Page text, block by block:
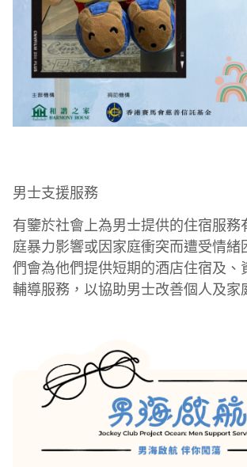
男士支援服務
有鑒於社會上為男士提供的住宿服務
庭暴力影響或因家庭衝突而遭受情緒
們會為他們提供短期的酒店住宿及、
輔導服務，以協助男士改善個人及家